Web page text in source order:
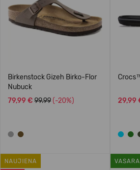
Birkenstock Gizeh Birko-Flor
Nubuck
79,99 € 99.99 (-20%) 29,99
NAUJIENA VASARAI